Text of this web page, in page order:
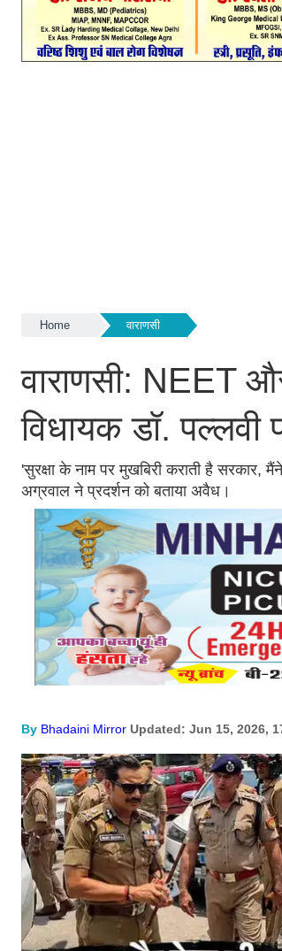
Home वाराणसी
वाराणसी: NEET
विधायक डॉ. पल्लवी
'सुरक्षा के नाम पर मुखबिरी कराती है सरकार,
अग्रवाल ने प्रदर्शन को बताया अवैध।
By Bhadaini Mirror Updated: Jun 15, 2026,